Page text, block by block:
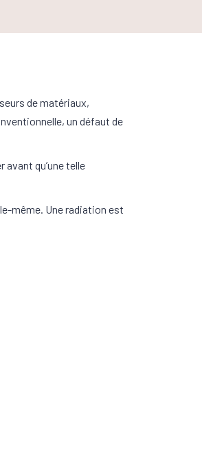
de matériaux,
un défaut de
qu’une telle
même. Une radiation est